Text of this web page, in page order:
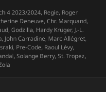
4 2023/2024, Regie, Roger
Deneuve,Chr. Marquand,
,Godzilla, Hardy Krüger, J.-L.
, John Carradine, Marc Allégret,
, Pre-Code, Raoul Lévy,
,Solange Berry,St. Tropez,